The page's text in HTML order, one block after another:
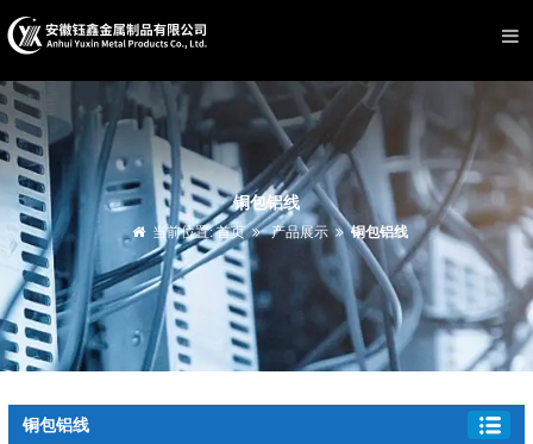
铜包铝线
当前位置:首页 产品展示 铜包铝线
铜包铝线